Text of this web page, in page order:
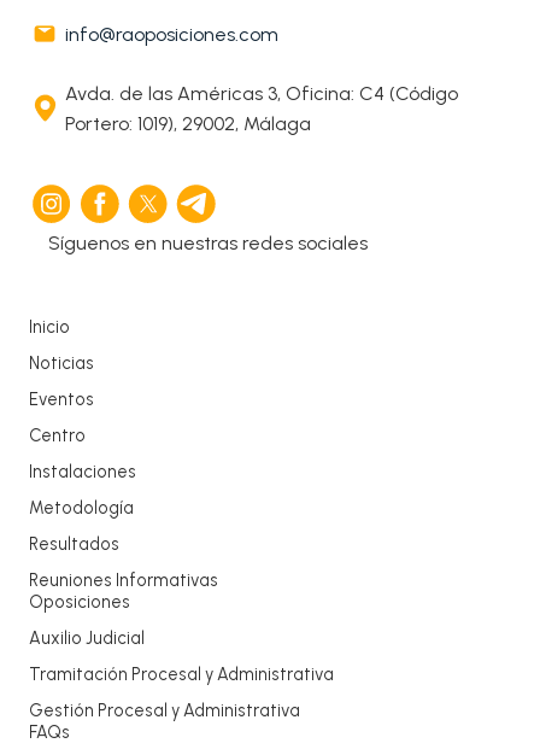
info@raoposiciones.com
Avda. de las Américas 3, Oficina: C4 (Código
Portero: 1019), 29002, Málaga
Síguenos en nuestras redes sociales
Inicio
Noticias
Eventos
Centro
Instalaciones
Metodología
Resultados
Reuniones Informativas
Oposiciones
Auxilio Judicial
Tramitación Procesal y Administrativa
Gestión Procesal y Administrativa
FAQs